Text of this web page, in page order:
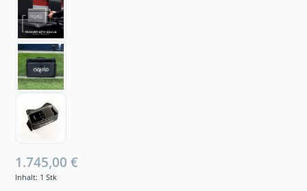
1.745,00 €
Inhalt: 1 Stk